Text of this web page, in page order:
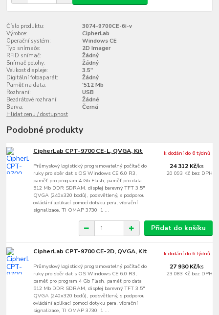
Číslo produktu:
3074-9700CE-6i-v
Výrobce:
CipherLab
Operační systém:
Windows CE
Typ snímače:
2D Imager
RFID snímač:
Žádný
Snímač polohy:
Žádný
Velikost displeje:
3.5"
Digitální fotoaparát:
Žádný
Paměť na data:
'512 Mb
Rozhraní:
USB
Bezdrátové rozhraní:
Žádné
Barva:
Černá
Hlídat cenu / dostupnost
Podobné produkty
CipherLab CPT-9700 CE-L, QVGA, Kit
Průmyslový logistický programovatelný počítač do
ruky pro sběr dat s OS Windows CE 6.0 R3,
paměť pro program 4 Gb Flash, paměť pro data
512 Mb DDR SDRAM, displej barevný TFT 3.5"
QVGA (240x320 bodů), podsvětlený, s podporou
ovládání aplikací pomocí dotyku pera, vibrační
signalizace, TI OMAP 3730, 1 ...
24 312 Kč/ks
20 093 Kč bez DPH
k dodání do 6 týdnů
Přidat do košíku
CipherLab CPT-9700 CE-2D, QVGA, Kit
Průmyslový logistický programovatelný počítač do
ruky pro sběr dat s OS Windows CE 6.0 R3,
paměť pro program 4 Gb Flash, paměť pro data
512 Mb DDR SDRAM, displej barevný TFT 3.5"
QVGA (240x320 bodů), podsvětlený, s podporou
ovládání aplikací pomocí dotyku pera, vibrační
signalizace, TI OMAP 3730, 1 ...
27 930 Kč/ks
23 083 Kč bez DPH
k dodání do 6 týdnů